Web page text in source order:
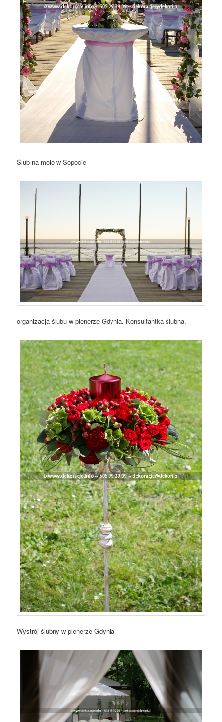
Ślub na molo w Sopocie
organizacja ślubu w plenerze Gdynia. Konsultantka ślubna.
Wystrój ślubny w plenerze Gdynia